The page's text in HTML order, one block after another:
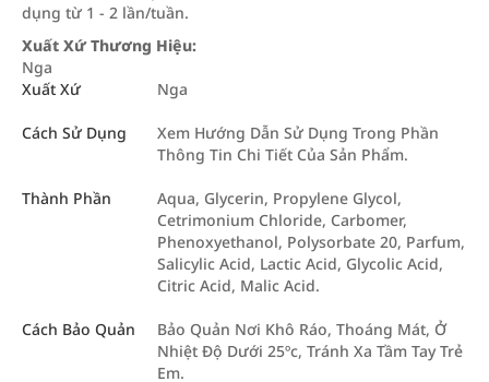
dụng từ 1 - 2 lần/tuần.
Xuất Xứ Thương Hiệu:
Nga
Xuất Xứ
Nga
Cách Sử Dụng
Xem Hướng Dẫn Sử Dụng Trong Phần
Thông Tin Chi Tiết Của Sản Phẩm.
Thành Phần
Aqua, Glycerin, Propylene Glycol,
Cetrimonium Chloride, Carbomer,
Phenoxyethanol, Polysorbate 20, Parfum,
Salicylic Acid, Lactic Acid, Glycolic Acid,
Citric Acid, Malic Acid.
Cách Bảo Quản
Bảo Quản Nơi Khô Ráo, Thoáng Mát, Ở
Nhiệt Độ Dưới 25ºc, Tránh Xa Tầm Tay Trẻ
Em.